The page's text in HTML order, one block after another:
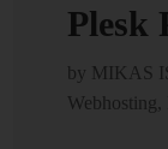
Plesk
by MIKAS
Webhosting,